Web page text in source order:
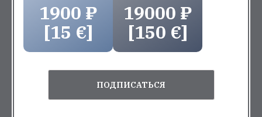
1900 ₽
[15 €]
19000 ₽
[150 €]
ПОДПИСАТЬСЯ